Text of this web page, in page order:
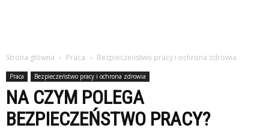
Strona główna Praca Bezpieczeństwo pracy i ochrona zdrowia
Praca Bezpieczeństwo pracy i ochrona zdrowia
NA CZYM POLEGA
BEZPIECZEŃSTWO PRACY?